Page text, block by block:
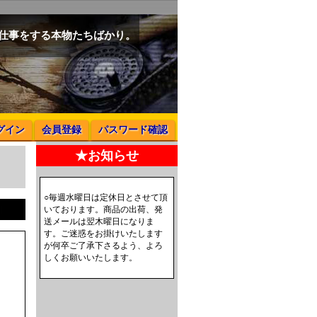
事をする本物たちばかり。
イン 会員登録 パスワード確認
★お知らせ
○毎週水曜日は定休日とさせて頂
いております。商品の出荷、発
送メールは翌木曜日になりま
す。ご迷惑をお掛けいたします
が何卒ご了承下さるよう、よろ
しくお願いいたします。